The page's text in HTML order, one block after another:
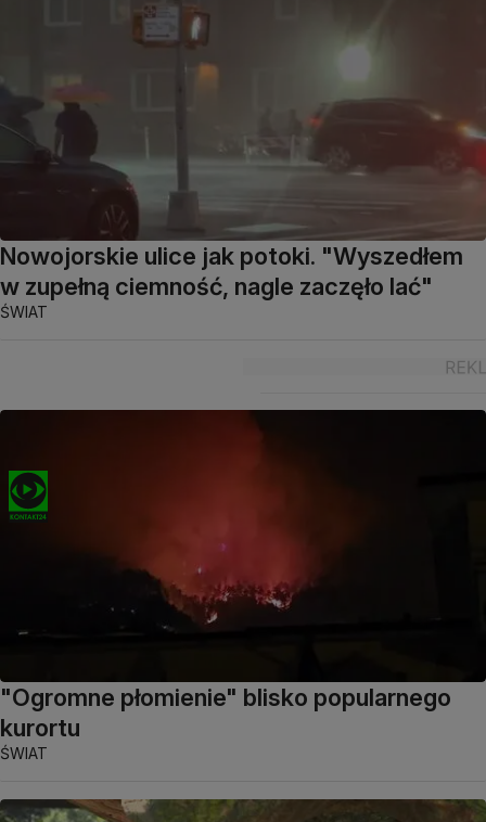
Nowojorskie ulice jak potoki. "Wyszedłem
w zupełną ciemność, nagle zaczęło lać"
ŚWIAT
"Ogromne płomienie" blisko popularnego
kurortu
ŚWIAT